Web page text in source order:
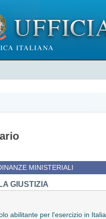
MINISTERIALI
GIUSTIZIA
abilitante per l'esercizio in